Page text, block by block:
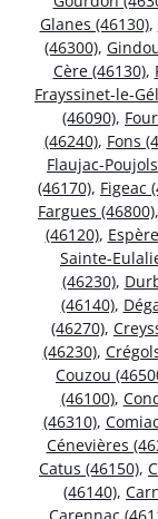
Glanes (46130),
(46300),
Cère (46130),
Frayssinet-le-
(46090),
(46240), Fons
Flaujac-
(46170), Figeac
Fargues (46800),
(46120),
Sainte-
(46230),
(46140),
(46270),
(46230),
Couzou
(46100),
(46310),
Cénevières
Catus (46150),
(46140),